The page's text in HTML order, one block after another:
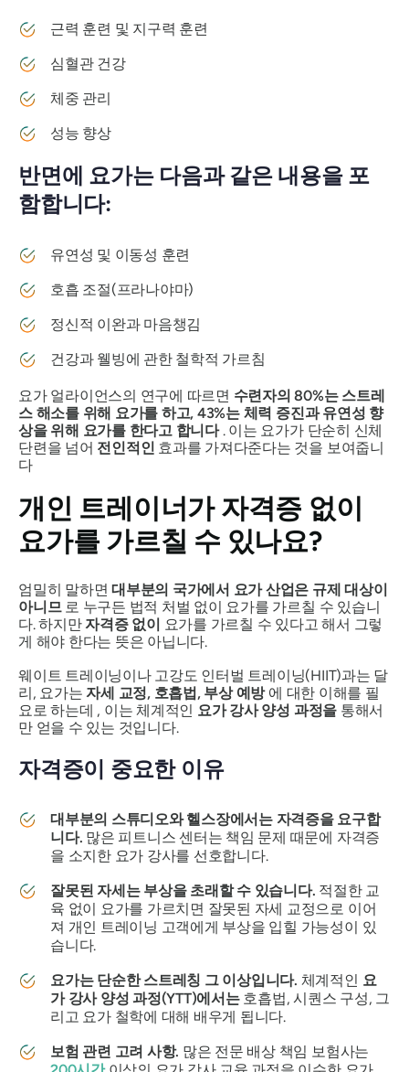
근력 훈련 및 지구력 훈련
심혈관 건강
체중 관리
성능 향상
반면에 요가는 다음과 같은 내용을 포
함합니다:
유연성 및 이동성 훈련
호흡 조절(프라나야마)
정신적 이완과 마음챙김
건강과 웰빙에 관한 철학적 가르침
요가 얼라이언스의 연구에 따르면 수련자의 80%는 스트레
스 해소를 위해 요가를 하고, 43%는 체력 증진과 유연성 향
상을 위해 요가를 한다고 합니다. 이는 요가가 단순히 신체
단련을 넘어 전인적인 효과를 가져다준다는 것을 보여줍니
다
개인 트레이너가 자격증 없이
요가를 가르칠 수 있나요?
엄밀히 말하면대부분의 국가에서 요가 산업은 규제 대상이
아니므로 누구든 법적 처벌 없이 요가를 가르칠 수 있습니
다. 하지만자격증 없이 요가를 가르칠 수 있다고 해서 그렇
게 해야 한다는 뜻은 아닙니다.
웨이트 트레이닝이나 고강도 인터벌 트레이닝(HIIT)과는 달
리, 요가는자세 교정, 호흡법, 부상 예방에 대한 이해를 필
요로 하는데 , 이는 체계적인 요가 강사 양성 과정을 통해서
만 얻을 수 있는 것입니다.
자격증이 중요한 이유
대부분의 스튜디오와 헬스장에서는 자격증을 요구합
니다. 많은 피트니스 센터는 책임 문제 때문에 자격증
을 소지한 요가 강사를 선호합니다.
잘못된 자세는 부상을 초래할 수 있습니다. 적절한 교
육 없이 요가를 가르치면 잘못된 자세 교정으로 이어
져 개인 트레이닝 고객에게 부상을 입힐 가능성이 있
습니다.
요가는 단순한 스트레칭 그 이상입니다. 체계적인 요
가 강사 양성 과정(YTT)에서는호흡법, 시퀀스 구성, 그
리고 요가 철학에 대해 배우게 됩니다.
보험 관련 고려 사항. 많은 전문 배상 책임 보험사는